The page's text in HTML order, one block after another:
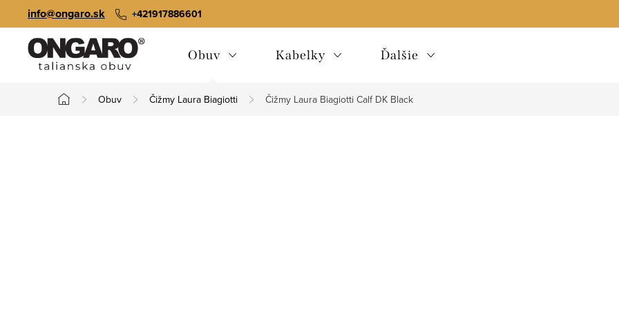
na
+421917886601
info@ongaro.sk
Obuv Kabelky Ďalšie
Domov
Obuv Čižmy Laura Biagiotti Čižmy Laura Biagiotti Calf DK Black